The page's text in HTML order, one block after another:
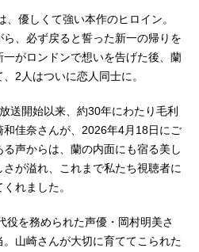
優しくて強い本作のヒロイン。
、必ず戻ると誓った新一の帰りを
がロンドンで想いを告げた後、蘭
2人はついに恋人同士に。
送開始以来、約30年にわたり毛利
佳奈さんが、2026年4月18日にご
声からは、蘭の内面にも宿る美し
が溢れ、これまで私たち視聴者に
れました。
役を務められた声優・岡村明美さ
山崎さんが大切に育ててこられた